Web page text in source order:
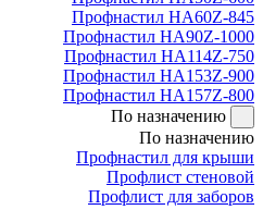
Профнастил НА60Z-845
Профнастил НА90Z-1000
Профнастил НА114Z-750
Профнастил НА153Z-900
Профнастил НА157Z-800
По назначению
По назначению
Профнастил для крыши
Профлист стеновой
Профлист для заборов